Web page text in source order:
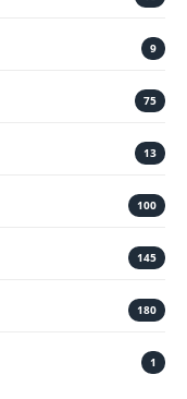
9
75
13
100
145
180
1